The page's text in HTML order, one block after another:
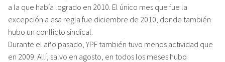
a la que había logrado en 2010. El único mes que fue la
excepción a esa regla fue diciembre de 2010, donde también
hubo un conflicto sindical.
Durante el año pasado, YPF también tuvo menos actividad que
en 2009. Allí, salvo en agosto, en todos los meses hubo